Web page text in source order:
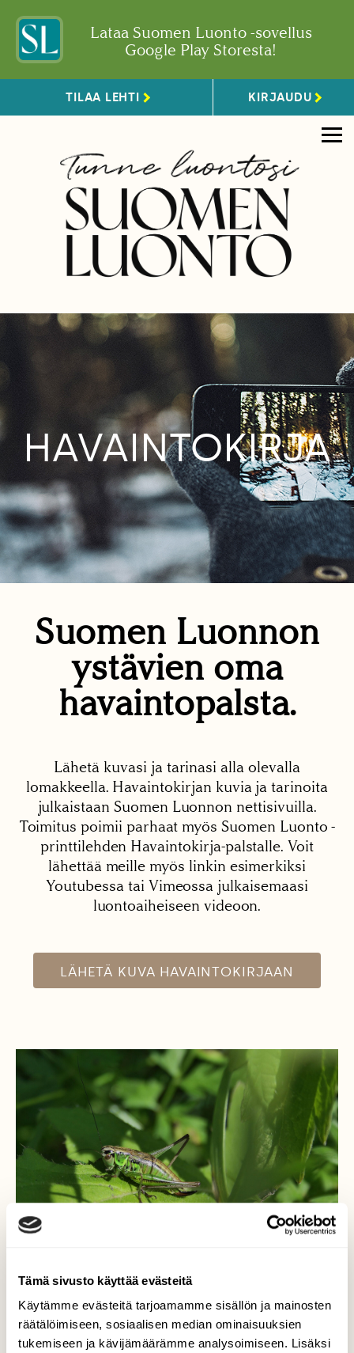
Tämä sivusto käyttää evästeitä
Käytämme evästeitä tarjoamamme sisällön ja mainosten
räätälöimiseen, sosiaalisen median ominaisuuksien
tukemiseen ja kävijämäärämme analysoimiseen. Lisäksi
Lataa Suomen Luonto -sovellus
Google Play Storesta!
TILAA LEHTI KIRJAUDU
HAVAINTOKIRJA
Suomen Luonnon
ystävien oma
havaintopalsta.
Lähetä kuvasi ja tarinasi alla olevalla
lomakkeella. Havaintokirjan kuvia ja tarinoita
julkaistaan Suomen Luonnon nettisivuilla.
Toimitus poimii parhaat myös Suomen Luonto -
printtilehden Havaintokirja-palstalle. Voit
lähettää meille myös linkin esimerkiksi
Youtubessa tai Vimeossa julkaisemaasi
luontoaiheiseen videoon.
LÄHETÄ KUVA HAVAINTOKIRJAAN
Hepokatti